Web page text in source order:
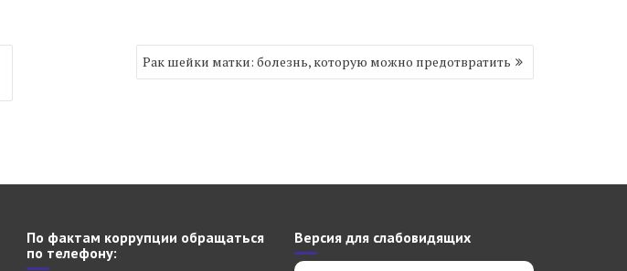
Рак шейки матки: болезнь, которую можно предотвратить
По фактам коррупции обращаться
по телефону:
Версия для слабовидящих